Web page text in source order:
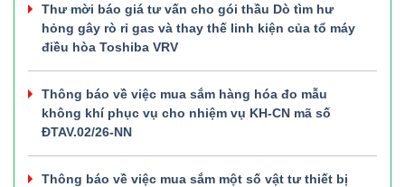
Thư mời báo giá tư vấn cho gói thầu Dò tìm hư
hỏng gây rò rỉ gas và thay thế linh kiện của tổ máy
điều hòa Toshiba VRV
Thông báo về việc mua sắm hàng hóa đo mẫu
không khí phục vụ cho nhiệm vụ KH-CN mã số
ĐTAV.02/26-NN
Thông báo về việc mua sắm một số vật tư thiết bị